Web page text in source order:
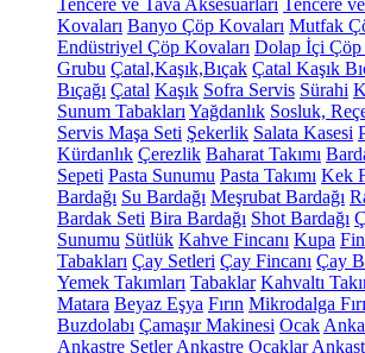
Tencere ve Tava Aksesuarları Tencere
Kovaları Banyo Çöp Kovaları Mutfak
Endüstriyel Çöp Kovaları Dolap İçi Çöp
Grubu Çatal,Kaşık,Bıçak Çatal Kaşık
Bıçağı Çatal Kaşık Sofra Servis Sürahi
Sunum Tabakları Yağdanlık Sosluk,
Servis Maşa Seti Şekerlik Salata Kasesi
Kürdanlık Çerezlik Baharat Takımı
Sepeti Pasta Sunumu Pasta Takımı Kek
Bardağı Su Bardağı Meşrubat Bardağı
Bardak Seti Bira Bardağı Shot Bardağı
Sunumu Sütlük Kahve Fincanı Kupa
Tabakları Çay Setleri Çay Fincanı Çay
Yemek Takımları Tabaklar Kahvaltı
Matara Beyaz Eşya Fırın Mikrodalga
Buzdolabı Çamaşır Makinesi Ocak
Ankastre Setler Ankastre Ocaklar